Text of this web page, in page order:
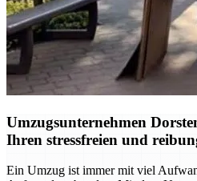
Umzugsunternehmen
Ihren stressfreien und
Ein Umzug ist immer mit viel